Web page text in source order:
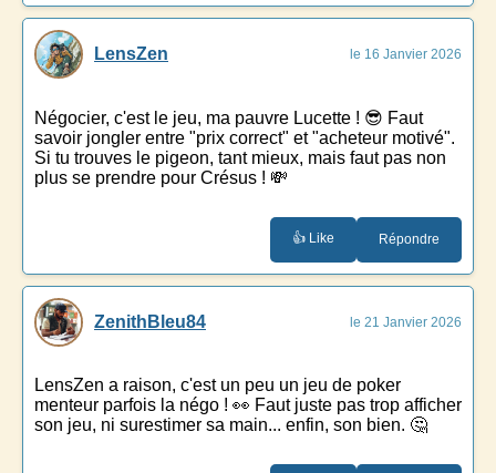
LensZen le 16 Janvier 2026
Négocier, c'est le jeu, ma pauvre Lucette ! 😎 Faut
savoir jongler entre "prix correct" et "acheteur motivé".
Si tu trouves le pigeon, tant mieux, mais faut pas non
plus se prendre pour Crésus ! 💸
👍 Like Répondre
ZenithBleu84 le 21 Janvier 2026
LensZen a raison, c'est un peu un jeu de poker
menteur parfois la négo ! 👀 Faut juste pas trop afficher
son jeu, ni surestimer sa main... enfin, son bien. 🤔